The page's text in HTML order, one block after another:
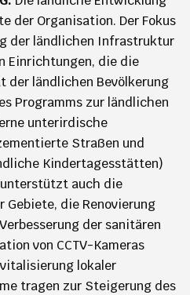
der Organisation. Der Fokus
der ländlichen Infrastruktur
Einrichtungen, die die
der ländlichen Bevölkerung
Programms zur ländlichen
unterirdische
Straßen und
Kindertagesstätten)
auch die
die Renovierung
der sanitären
von CCTV-Kameras
lokaler
tragen zur Steigerung des